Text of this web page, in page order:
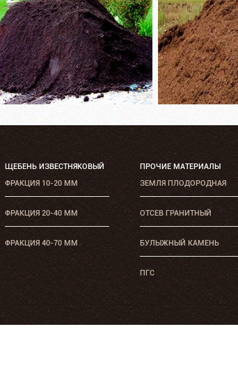
ЩЕБЕНЬ ИЗВЕСТНЯКОВЫЙ
ФРАКЦИЯ 10-20 ММ
ФРАКЦИЯ 20-40 ММ
ФРАКЦИЯ 40-70 ММ
ПРОЧИЕ МАТЕРИАЛЫ
ЗЕМЛЯ ПЛОДОРОДНАЯ
ОТСЕВ ГРАНИТНЫЙ
БУЛЫЖНЫЙ КАМЕНЬ
ПГС